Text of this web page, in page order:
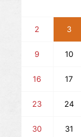
2 3
9 10
16 17
23 24
30 31